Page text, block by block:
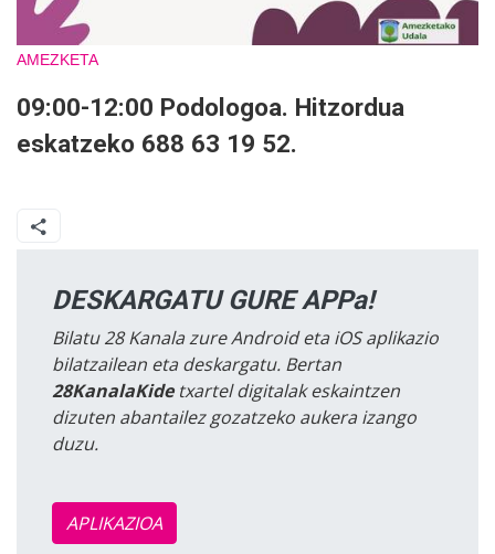
AMEZKETA
09:00-12:00 Podologoa. Hitzordua
eskatzeko 688 63 19 52.
DESKARGATU GURE APPa!
Bilatu 28 Kanala zure Android eta iOS aplikazio
bilatzailean eta deskargatu. Bertan
28KanalaKidetxartel digitalak eskaintzen
dizuten abantailez gozatzeko aukera izango
duzu.
APLIKAZIOA